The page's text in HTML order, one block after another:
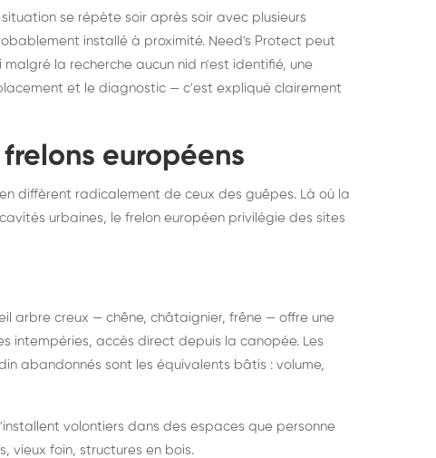
se répète soir après soir avec plusieurs
installé à proximité. Need's Protect peut
la recherche aucun nid n'est identifié, une
et le diagnostic — c'est expliqué clairement
européens
diffèrent radicalement de ceux des guêpes. Là où la
urbaines, le frelon européen privilégie des sites
arbre creux — chêne, châtaignier, frêne — offre une
intempéries, accès direct depuis la canopée. Les
abandonnés sont les équivalents bâtis : volume,
volontiers dans des espaces que personne
vieux foin, structures en bois.